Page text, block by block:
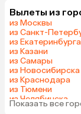
Армения
Казахстан
Узбекистан
Катар
Гонконг
Таджикистан
Вылеты из
из Москвы
из Санкт-
из Екатеринбурга
из Казани
из Самары
из Новосибирска
из Краснодара
из Тюмени
из Челябинска
из Минеральных
Показать все